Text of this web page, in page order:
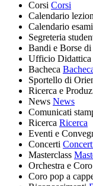
Corsi Corsi
Calendario
Calendario esami
Segreteria
Bandi e Borse
Ufficio Didattica
Bacheca
Sportello di
Ricerca e
News News
Comunicati
Ricerca Ricerca
Eventi e
Concerti
Masterclass
Orchestra e Coro
Coro pop a